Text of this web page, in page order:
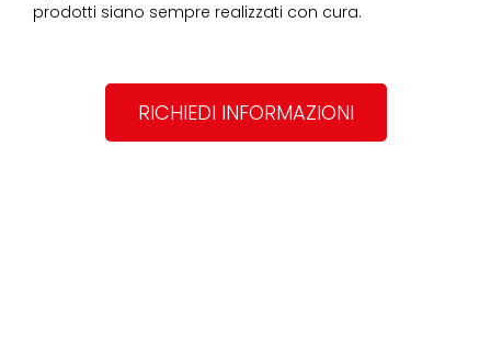
prodotti siano sempre realizzati con cura.
RICHIEDI INFORMAZIONI